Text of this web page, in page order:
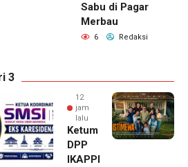
Sabu di Pagar
Merbau
6 Redaksi
3
12
jam
lalu
Ketum
DPP
IKAPPI